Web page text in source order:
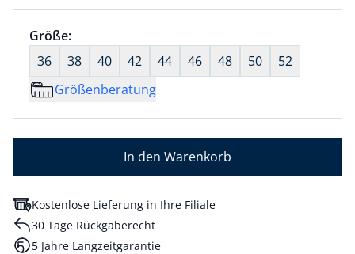
Größenauswahl:
Größe:nichts ausgewählt
36
38 40 42 44 46 48 50
52
Größenberatung
In den Warenkorb
Kostenlose Lieferung in Ihre Filiale
30 Tage Rückgaberecht
5 Jahre Langzeitgarantie